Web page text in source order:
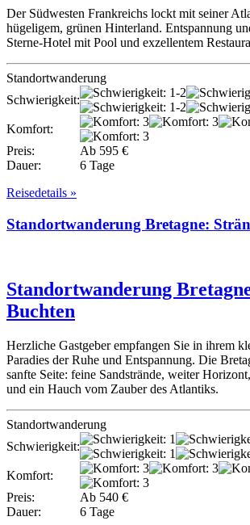
Der Südwesten Frankreichs lockt mit seiner
hügeligem, grünen Hinterland. Entspannung
Sterne-Hotel mit Pool und exzellentem
Standortwanderung
Schwierigkeit:
Komfort:
Preis:
Ab 595 €
Dauer:
6 Tage
Reisedetails »
Standortwanderung Bretagne:
Standortwanderung
Buchten
Herzliche Gastgeber empfangen Sie in ihrem
Paradies der Ruhe und Entspannung. Die
sanfte Seite: feine Sandstrände, weiter
und ein Hauch vom Zauber des Atlantiks.
Standortwanderung
Schwierigkeit:
Komfort:
Preis:
Ab 540 €
Dauer:
6 Tage